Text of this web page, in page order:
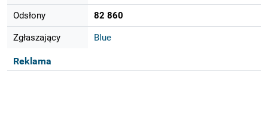
Odsłony 82 860
Zgłaszający Blue
Reklama